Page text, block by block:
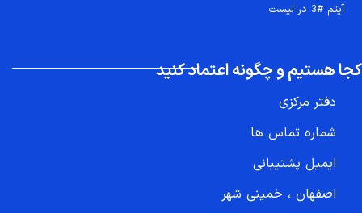
تماس سریع 09207718710
آیتم #3 در لیست
کجا هستیم و چگونه اعتماد کنید
دفتر مرکزی
شماره تماس ها
ایمیل پشتیبانی
اصفهان ، خمینی شهر